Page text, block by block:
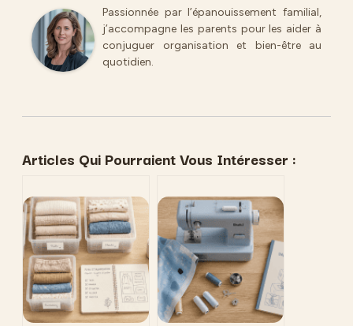
Passionnée par l’épanouissement familial,
j’accompagne les parents pour les aider à
conjuguer organisation et bien-être au
quotidien.
Articles Qui Pourraient Vous Intéresser :